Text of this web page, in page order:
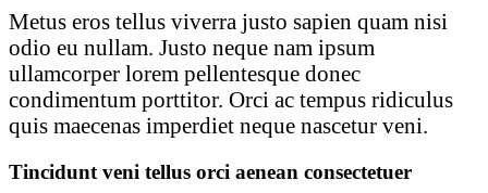
Metus eros tellus viverra justo sapien quam nisi
odio eu nullam. Justo neque nam ipsum
ullamcorper lorem pellentesque donec
condimentum porttitor. Orci ac tempus ridiculus
quis maecenas imperdiet neque nascetur veni.
Tincidunt veni tellus orci aenean consectetuer